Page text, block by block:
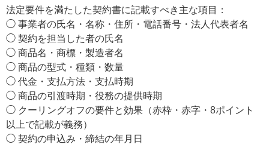
法定要件を満たした契約書に記載すべき主な項目：
◯ 事業者の氏名・名称・住所・電話番号・法人代表者名
◯ 契約を担当した者の氏名
◯ 商品名・商標・製造者名
◯ 商品の型式・種類・数量
◯ 代金・支払方法・支払時期
◯ 商品の引渡時期・役務の提供時期
◯ クーリングオフの要件と効果（赤枠・赤字・8ポイント
以上で記載が義務）
◯ 契約の申込み・締結の年月日